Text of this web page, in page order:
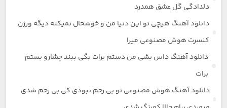
دلدادگی گل عشق همدرد
دانلود آهنگ هیچی تو این دنیا من و خوشحال نمیکنه دیگه ورژن
کنسرت هوش مصنوعی میرا
دانلود آهنگ داس بشی من دستم برات بگی ببند چشارو بستم
برات
دانلود آهنگ هوش مصنوعی تو بی رحم نبودی کی بی رحم شدی